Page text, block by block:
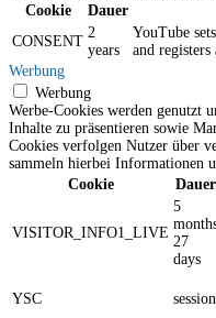
Cookie
Dauer
CONSENT
2
years
YouTube
and registers
Werbung
Werbung
Werbe-Cookies werden genutzt
Inhalte zu präsentieren sowie
Cookies verfolgen Nutzer über
sammeln hierbei Informationen
Cookie
Dauer
VISITOR_INFO1_LIVE
5
27
days
YSC session